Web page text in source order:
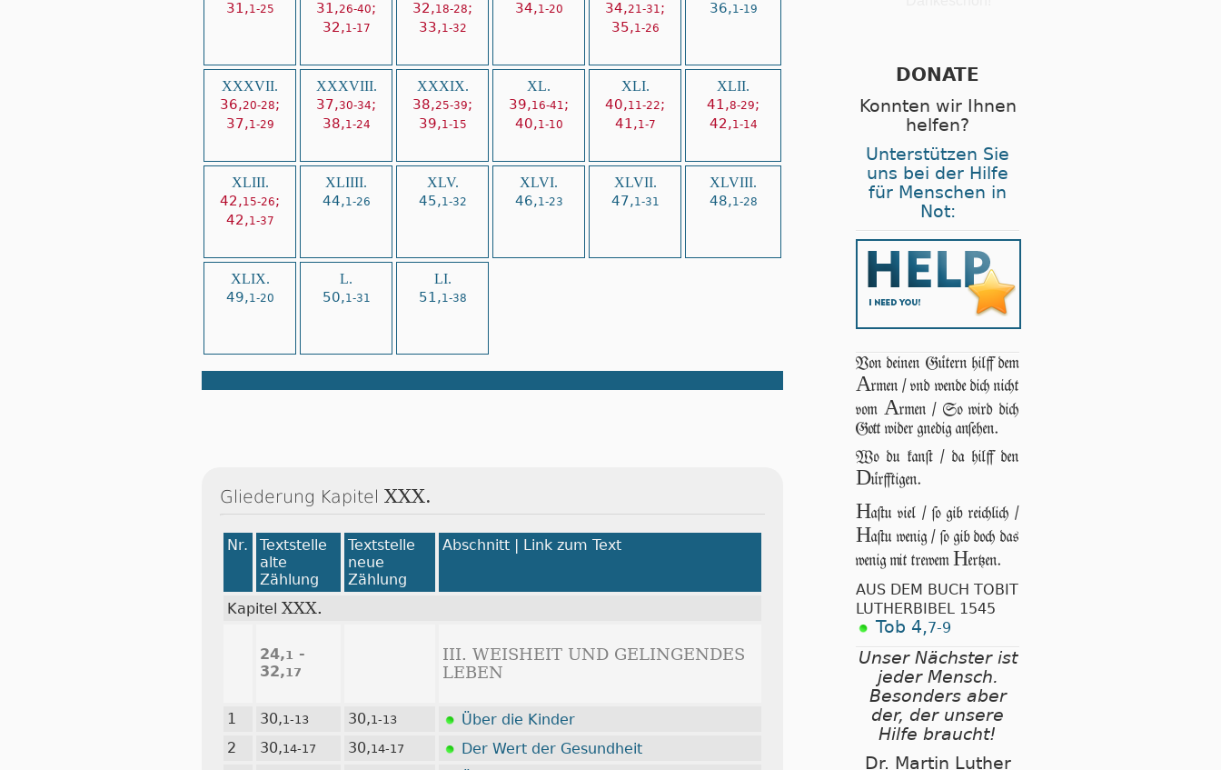
31,1-25
31,26-40;
32,1-17
32,18-28;
33,1-32
34,1-20
34,21-31 ;
35,1-26
36,1-19
XXXVII.
36,20-28;
37,1-29
XXXVIII.
37,30-34;
38,1-24
XXXIX.
38,25-39;
39,1-15
XL.
39,16-41 ;
40,1-10
XLI.
40,11-22;
41,1-7
XLII.
41,8-29;
42,1-14
XLIII.
42,15-26;
42,1-37
XLIIII.
44,1-26
XLV.
45,1-32
XLVI.
46,1-23
XLVII.
47,1-31
XLVIII.
48,1-28
XLIX.
49,1-20
L.
50,1-31
LI.
51,1-38
Gliederung Kapitel XXX.
Nr.
Textstelle
alte
Zählung
Textstelle
neue
Zählung
Abschnitt | Link zum Text
Kapitel XXX.
24,1
-
32,17
III. WEISHEIT UND GELINGENDES
LEBEN
1 30,1-13 30,1-13
Über die Kinder
2
30,14-17 30,14-17
Der Wert der Gesundheit
DONATE
Konnten wir Ihnen
helfen?
Unterstützen Sie
uns bei der Hilfe
für Menschen in
Not:
Von deinen Gütern hilff dem
Armen / vnd wende dich nicht
vom Armen / So wird dich
Gott wider gnedig anſehen.
Wo du kanſt / da hilff den
Dürfftigen.
Haſtu viel / ſo gib reichlich /
Haſtu wenig / ſo gib doch das
wenig mit trewem Hertzen.
AUS DEM BUCH TOBIT
LUTHERBIBEL 1545
Tob 4,7-9
Unser Nächster ist
jeder Mensch.
Besonders aber
der, der unsere
Hilfe braucht!
Dr. Martin Luther